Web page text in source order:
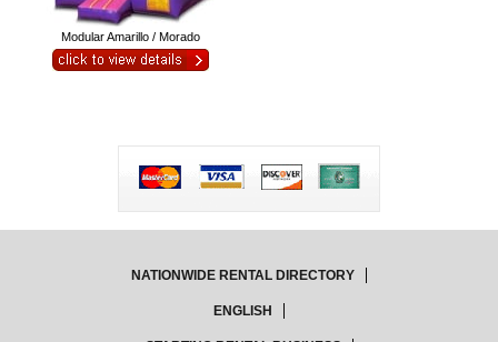
Modular Amarillo / Morado
NATIONWIDE RENTAL DIRECTORY
ENGLISH